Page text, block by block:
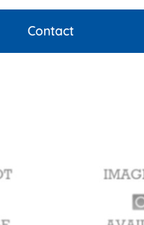
Contact